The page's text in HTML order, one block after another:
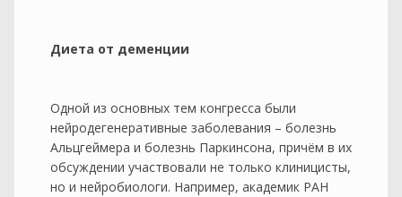
Диета от деменции
Одной из основных тем конгресса были
нейродегенеративные заболевания – болезнь
Альцгеймера и болезнь Паркинсона, причём в их
обсуждении участвовали не только клиницисты,
но и нейробиологи. Например, академик РАН